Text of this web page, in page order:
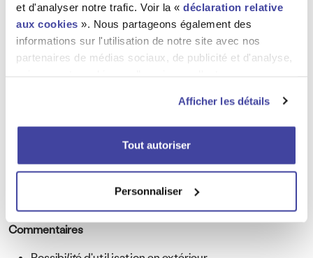
et d'analyser notre trafic. Voir la « déclaration relative
aux cookies ». Nous partageons également des
informations sur l'utilisation de notre site avec nos
partenaires de médias sociaux, de publicité et d'analyse,
collectées lors de votre utilisation de leurs services. Voir
la «déclaration relative à la protection des données».
Afficher les détails
Tout autoriser
Personnaliser
Fiche Technique
Longueur: 20 m
Câble souple 5 x 2.5mm2
Poids: 5 kg
Commentaires